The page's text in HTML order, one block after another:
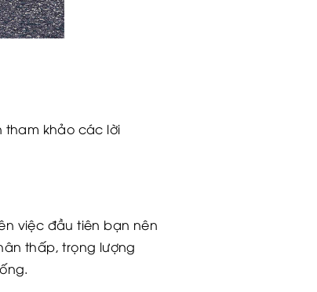
tham khảo các lời
việc đầu tiên bạn nên
thấp, trọng lượng